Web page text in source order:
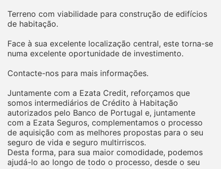
Terreno com viabilidade para construção de edifícios
de habitação.
Face à sua excelente localização central, este torna-se
numa excelente oportunidade de investimento.
Contacte-nos para mais informações.
Juntamente com a Ezata Credit, reforçamos que
somos intermediários de Crédito à Habitação
autorizados pelo Banco de Portugal e, juntamente
com a Ezata Seguros, complementamos o processo
de aquisição com as melhores propostas para o seu
seguro de vida e seguro multirriscos.
Desta forma, para sua maior comodidade, podemos
ajudá-lo ao longo de todo o processo, desde o seu